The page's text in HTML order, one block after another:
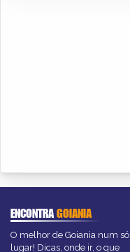
ENCONTRAGOIANIA
O melhor de Goiania num só
lugar! Dicas, onde ir, o que